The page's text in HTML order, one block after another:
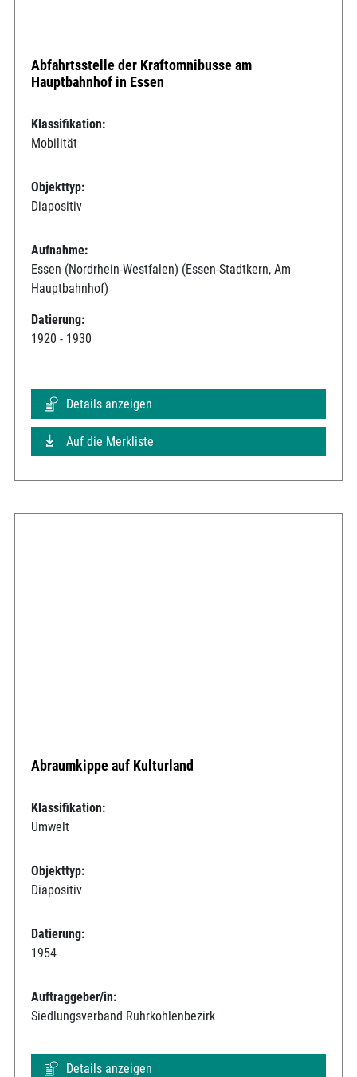
Abfahrtsstelle der Kraftomnibusse am
Hauptbahnhof in Essen
Klassifikation:
Mobilität
Objekttyp:
Diapositiv
Aufnahme:
Essen (Nordrhein-Westfalen) (Essen-Stadtkern, Am
Hauptbahnhof)
Datierung:
1920 - 1930
Details anzeigen
Auf die Merkliste
Abraumkippe auf Kulturland
Klassifikation:
Umwelt
Objekttyp:
Diapositiv
Datierung:
1954
Auftraggeber/in:
Siedlungsverband Ruhrkohlenbezirk
Details anzeigen